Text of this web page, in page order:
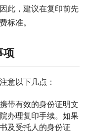
此，建议在复印前先
标准。
项
意以下几点：
带有效的身份证明文
办理复印手续。如果
及受托人的身份证